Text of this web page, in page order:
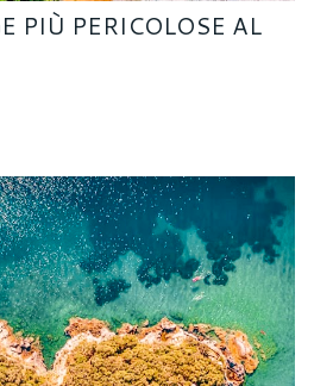
PIÙ PERICOLOSE AL